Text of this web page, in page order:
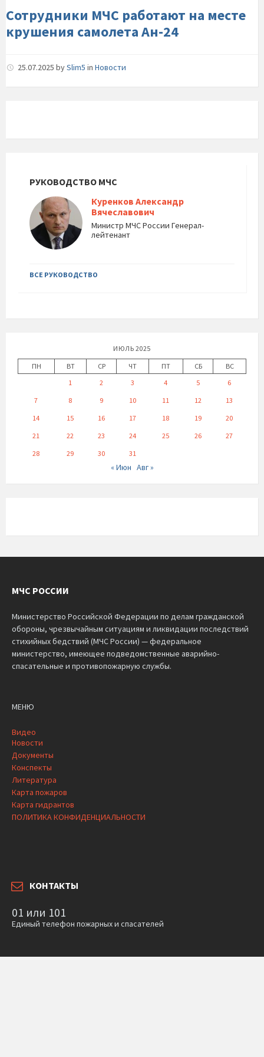
Ан-24
Сотрудники МЧС работают на месте
крушения самолета Ан-24
25.07.2025 bySlim5 in Новости
РУКОВОДСТВО МЧС
Куренков Александр
Вячеславович
Министр МЧС России Генерал-
лейтенант
ВСЕ РУКОВОДСТВО
ИЮЛЬ 2025
ПН
ВТ СР ЧТ ПТ СБ
ВС
1
2 3 4 5
6
7
8 9 10 11 12
13
14
15 16 17 18 19
20
21
22 23 24 25 26
27
28
29 30 31
« Июн Авг »
МЧС РОССИИ
Министерство Российской Федерации по делам гражданской
обороны, чрезвычайным ситуациям и ликвидации последствий
стихийных бедствий (МЧС России) — федеральное
министерство, имеющее подведомственные аварийно-
спасательные и противопожарную службы.
МЕНЮ
Видео
Новости
Документы
Конспекты
Литература
Карта пожаров
Карта гидрантов
ПОЛИТИКА КОНФИДЕНЦИАЛЬНОСТИ
КОНТАКТЫ
01 или 101
Единый телефон пожарных и спасателей